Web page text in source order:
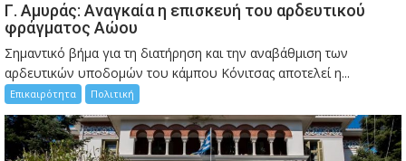
Γ. Αμυράς: Αναγκαία η επισκευή του αρδευτικού
φράγματος Αώου
Σημαντικό βήμα για τη διατήρηση και την αναβάθμιση των
αρδευτικών υποδομών του κάμπου Κόνιτσας αποτελεί η...
Επικαιρότητα Πολιτική